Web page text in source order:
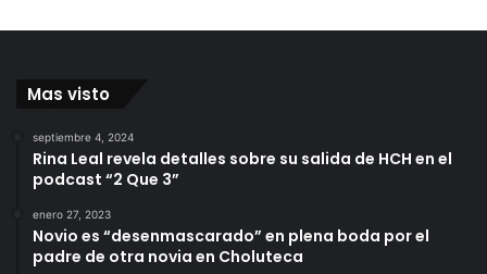
Mas visto
septiembre 4, 2024
Rina Leal revela detalles sobre su salida de HCH en el
podcast “2 Que 3”
enero 27, 2023
Novio es “desenmascarado” en plena boda por el
padre de otra novia en Choluteca